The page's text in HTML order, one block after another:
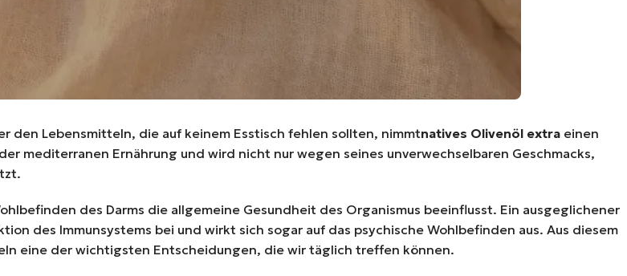
den Lebensmitteln, die auf keinem Esstisch fehlen sollten, nimmtnatives Olivenöl extra einen
mediterranen Ernährung und wird nicht nur wegen seines unverwechselbaren Geschmacks,
des Darms die allgemeine Gesundheit des Organismus beeinflusst. Ein ausgeglichener
des Immunsystems bei und wirkt sich sogar auf das psychische Wohlbefinden aus. Aus diesem
eine der wichtigsten Entscheidungen, die wir täglich treffen können.